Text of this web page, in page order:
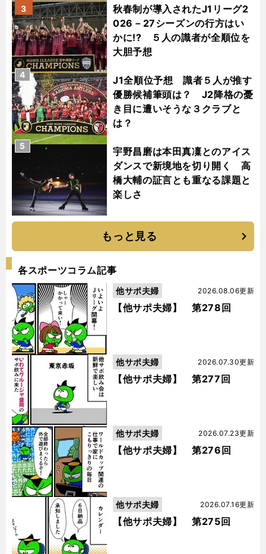
秋春制が導入されたJ1リーグ2
026－27シーズンの行方はい
かに!? ５人の識者が全順位を
大胆予想
3
J1全順位予想 識者５人が推す
優勝候補筆頭は？ J2降格の憂
き目に遭いそうな３クラブと
は？
4
宇野昌磨は本田真凜とのアイス
ダンスで新境地を切り開く 高
橋大輔の証言とも重なる課題と
楽しさ
5
もっと見る
各スポーツコラム記事
【他サポ夫婦】 第278回
2026.08.06更新
他サポ夫婦
【他サポ夫婦】 第277回
2026.07.30更新
他サポ夫婦
【他サポ夫婦】 第276回
2026.07.23更新
他サポ夫婦
【他サポ夫婦】 第275回
2026.07.16更新
他サポ夫婦